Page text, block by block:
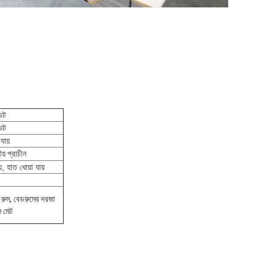
প্রাচীন
হাত ধোয়া যায়
রুম, বেডরুমের দরজা
মেট